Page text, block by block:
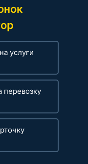
услуги
перевозку